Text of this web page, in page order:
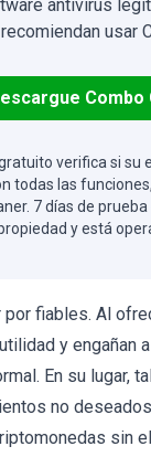
antivirus
usar
Combo
verifica si su
todas las
7 días de
y está
fiables. Al
y engañan
En su lugar,
no
sin